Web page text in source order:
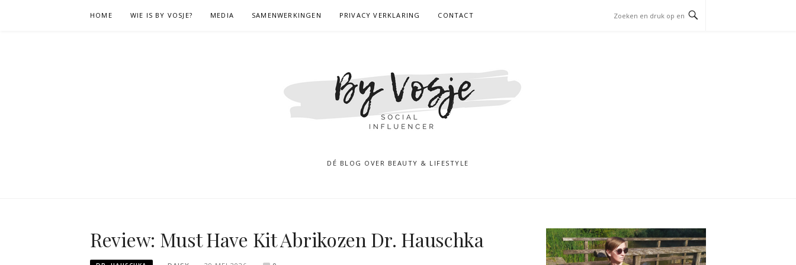
HOME WIE IS BY VOSJE? MEDIA SAMENWERKINGEN PRIVACY VERKLARING CONTACT
DÉ BLOG OVER BEAUTY & LIFESTYLE
Review: Must Have Kit Abrikozen Dr. Hauschka